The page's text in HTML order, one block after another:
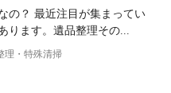
の？ 最近注目が集まってい
ります。遺品整理その...
理・特殊清掃